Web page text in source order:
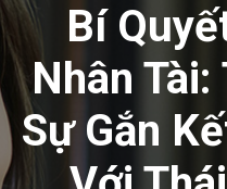
Bí
Nhân
Sự Gắn